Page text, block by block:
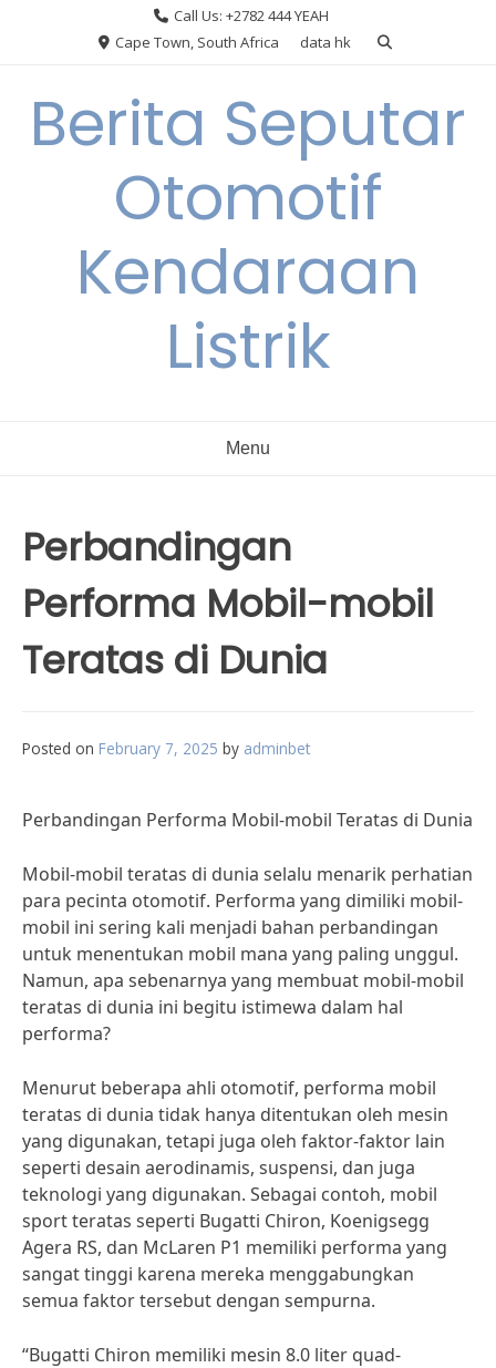
Call Us: +2782 444 YEAH
Cape Town, South Africa
data hk
Berita Seputar
Otomotif
Kendaraan
Listrik
Menu
Perbandingan
Performa Mobil-mobil
Teratas di Dunia
Posted on February 7, 2025 by adminbet
Perbandingan Performa Mobil-mobil Teratas di Dunia
Mobil-mobil teratas di dunia selalu menarik perhatian
para pecinta otomotif. Performa yang dimiliki mobil-
mobil ini sering kali menjadi bahan perbandingan
untuk menentukan mobil mana yang paling unggul.
Namun, apa sebenarnya yang membuat mobil-mobil
teratas di dunia ini begitu istimewa dalam hal
performa?
Menurut beberapa ahli otomotif, performa mobil
teratas di dunia tidak hanya ditentukan oleh mesin
yang digunakan, tetapi juga oleh faktor-faktor lain
seperti desain aerodinamis, suspensi, dan juga
teknologi yang digunakan. Sebagai contoh, mobil
sport teratas seperti Bugatti Chiron, Koenigsegg
Agera RS, dan McLaren P1 memiliki performa yang
sangat tinggi karena mereka menggabungkan
semua faktor tersebut dengan sempurna.
“Bugatti Chiron memiliki mesin 8.0 liter quad-